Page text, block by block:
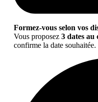
Formez-vous selon vos
Vous proposez 3 dates au
confirme la date souhaitée.